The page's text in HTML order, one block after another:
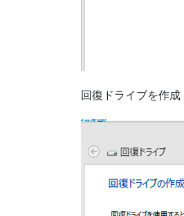
回復ドライブを作成